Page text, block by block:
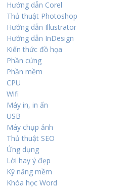
Hướng dẫn Corel
Thủ thuật Photoshop
Hướng dẫn Illustrator
Hướng dẫn InDesign
Kiến thức đồ họa
Phần cứng
Phần mềm
CPU
Wifi
Máy in, in ấn
USB
Máy chụp ảnh
Thủ thuật SEO
Ứng dụng
Lời hay ý đẹp
Kỹ năng mềm
Khóa học Word